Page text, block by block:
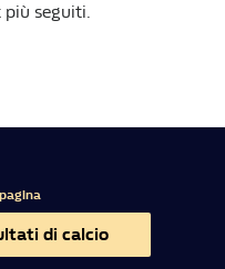
seguiti.
di calcio